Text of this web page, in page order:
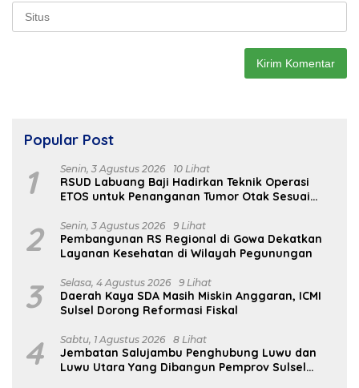
Popular Post
1 Senin, 3 Agustus 2026 10 Lihat
RSUD Labuang Baji Hadirkan Teknik Operasi
ETOS untuk Penanganan Tumor Otak Sesuai
2 Senin, 3 Agustus 2026 9 Lihat
Pembangunan RS Regional di Gowa Dekatkan
Layanan Kesehatan di Wilayah Pegunungan
3 Selasa, 4 Agustus 2026 9 Lihat
Daerah Kaya SDA Masih Miskin Anggaran, ICMI
Sulsel Dorong Reformasi Fiskal
4 Sabtu, 1 Agustus 2026 8 Lihat
Jembatan Salujambu Penghubung Luwu dan
Luwu Utara Yang Dibangun Pemprov Sulsel